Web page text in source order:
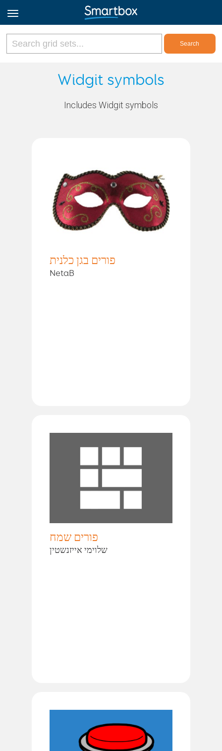
Online Grids
Log in
Widgit symbols
Includes Widgit symbols
פורים בגן כלנית
NetaB
פורים שמח
שלוימי אייזנשטין